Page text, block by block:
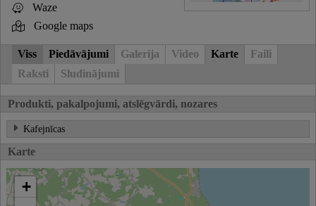
Waze
Google maps
Viss Piedāvājumi Galerija Video Karte
Faili
Raksti
Sludinājumi
Produkti, pakalpojumi, atslēgvārdi, nozares
Kafejnīcas
Karte
+